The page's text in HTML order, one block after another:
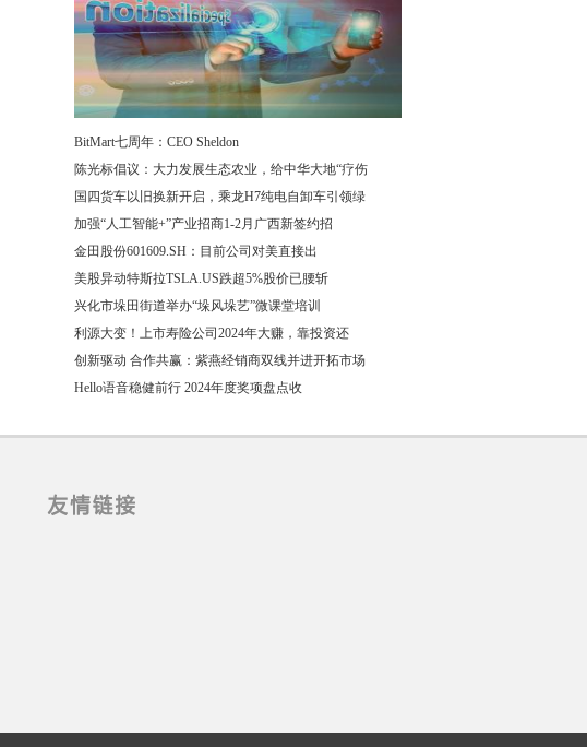
BitMart七周年：CEO Sheldon
陈光标倡议：大力发展生态农业，给中华大地“疗伤
国四货车以旧换新开启，乘龙H7纯电自卸车引领绿
加强“人工智能+”产业招商1-2月广西新签约招
金田股份601609.SH：目前公司对美直接出
美股异动特斯拉TSLA.US跌超5%股价已腰斩
兴化市垛田街道举办“垛风垛艺”微课堂培训
利源大变！上市寿险公司2024年大赚，靠投资还
创新驱动 合作共赢：紫燕经销商双线并进开拓市场
Hello语音稳健前行 2024年度奖项盘点收